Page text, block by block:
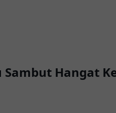
Hangat